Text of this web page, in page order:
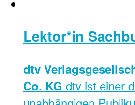
Lektor*in
dtv
Co. KG dtv ist einer